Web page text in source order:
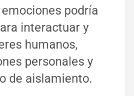
podría
interactuar y
humanos,
personales y
de aislamiento.